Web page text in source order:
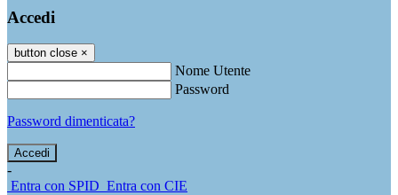
Accedi
button close ×
Nome Utente
Password
Password dimenticata?
-
Entra con SPID Entra con CIE